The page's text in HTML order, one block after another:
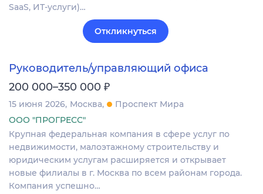
SaaS, ИТ-услуги)…
Откликнуться
Руководитель/управляющий офиса
200 000–350 000 ₽
15 июня 2026 Москва
Проспект Мира
ООО "ПРОГРЕСС"
Крупная федеральная компания в сфере услуг по
недвижимости, малоэтажному строительству и
юридическим услугам расширяется и открывает
новые филиалы в г. Москва по всем районам города.
Компания успешно…